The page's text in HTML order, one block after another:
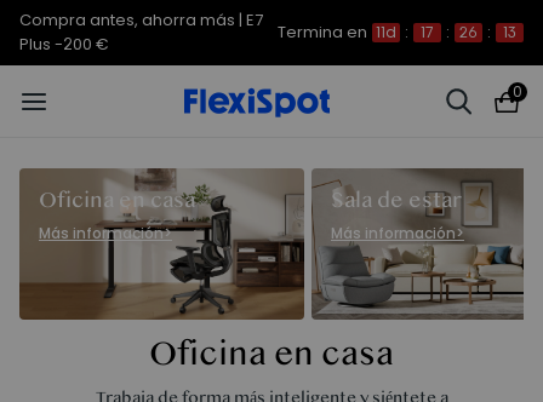
Compra antes, ahorra más | E7
Plus -200 €
Termina en 11d : 17 : 26 : 13
0
Oficina en casa
Más información>
Sala de estar
Más información>
Oficina en casa